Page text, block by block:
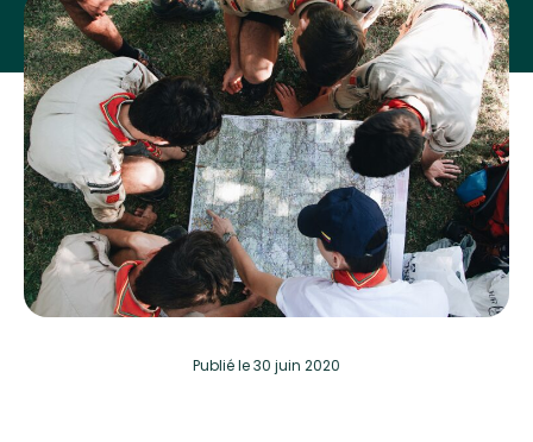
Publiéle 30 juin 2020